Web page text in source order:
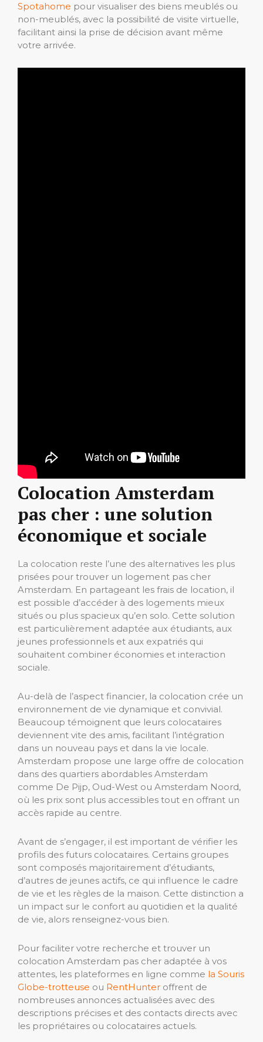
Spotahome pour visualiser des biens meublés ou
non-meublés, avec la possibilité de visite virtuelle,
facilitant ainsi la prise de décision avant même
votre arrivée.
Colocation Amsterdam
pas cher : une solution
économique et sociale
La colocation reste l’une des alternatives les plus
prisées pour trouver un logement pas cher
Amsterdam. En partageant les frais de location, il
est possible d’accéder à des logements mieux
situés ou plus spacieux qu’en solo. Cette solution
est particulièrement adaptée aux étudiants, aux
jeunes professionnels et aux expatriés qui
souhaitent combiner économies et interaction
sociale.
Au-delà de l’aspect financier, la colocation crée un
environnement de vie dynamique et convivial.
Beaucoup témoignent que leurs colocataires
deviennent vite des amis, facilitant l’intégration
dans un nouveau pays et dans la vie locale.
Amsterdam propose une large offre de colocation
dans des quartiers abordables Amsterdam
comme De Pijp, Oud-West ou Amsterdam Noord,
où les prix sont plus accessibles tout en offrant un
accès rapide au centre.
Avant de s’engager, il est important de vérifier les
profils des futurs colocataires. Certains groupes
sont composés majoritairement d’étudiants,
d’autres de jeunes actifs, ce qui influence le cadre
de vie et les règles de la maison. Cette distinction a
un impact sur le confort au quotidien et la qualité
de vie, alors renseignez-vous bien.
Pour faciliter votre recherche et trouver un
colocation Amsterdam pas cher adaptée à vos
attentes, les plateformes en ligne comme la Souris
Globe-trotteuse ou RentHunter offrent de
nombreuses annonces actualisées avec des
descriptions précises et des contacts directs avec
les propriétaires ou colocataires actuels.